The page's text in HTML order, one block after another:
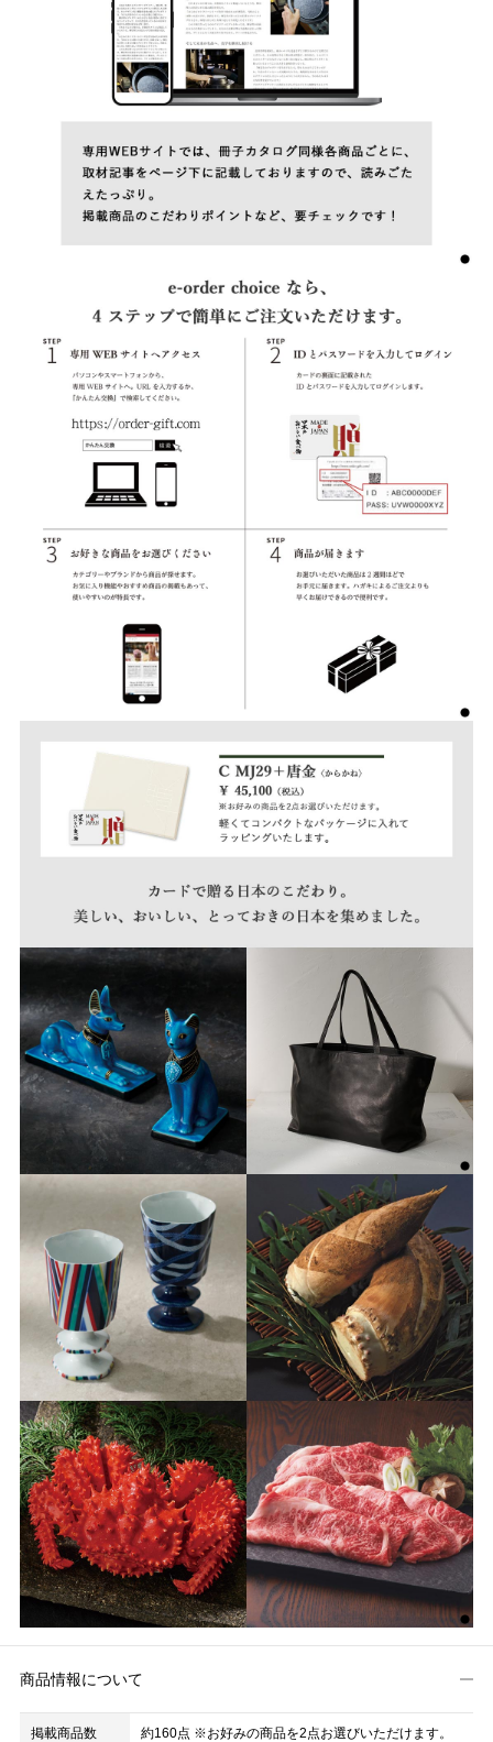
商品情報について
掲載商品数 約160点 ※お好みの商品を2点お選びいただけます。